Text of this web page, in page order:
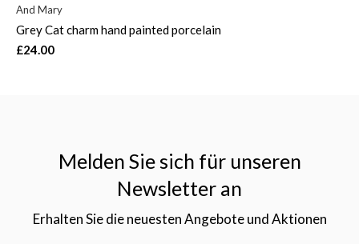
And Mary
Grey Cat charm hand painted porcelain
£24.00
Melden Sie sich für unseren
Newsletter an
Erhalten Sie die neuesten Angebote und Aktionen